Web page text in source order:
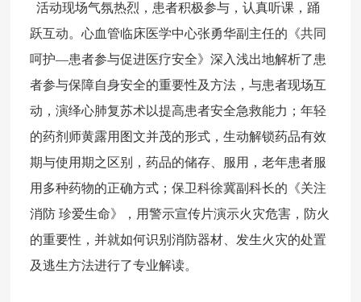
活动现场气氛热烈，患者积极参与，认真听课，踊
跃互动。心血管临床医学中心张勇华副主任的《共同
呵护—患者参与促进医疗安全》深入浅出地解析了患
者参与保障自身安全的重要性及方法，与患者现场互
动，演绎心肺复苏术以提高患者安全急救能力；年轻
的药剂师黄露用图文并茂的形式，生动解锁药品有效
期与使用期之区别，药品的储存、服用，老年患者服
用多种药物的正确方式；保卫科徐冀副科长的《关注
消防 珍爱生命》，用警示宣传片演示火灾危害，防火
的重要性，并就如何识别消防器材、发生火灾的处置
及逃生方法进行了专业解读。